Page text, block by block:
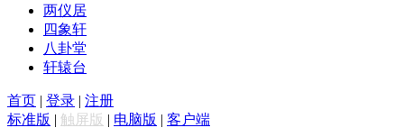
两仪居
四象轩
八卦堂
轩辕台
首页 | 登录 | 注册
标准版 | 触屏版 | 电脑版 | 客户端